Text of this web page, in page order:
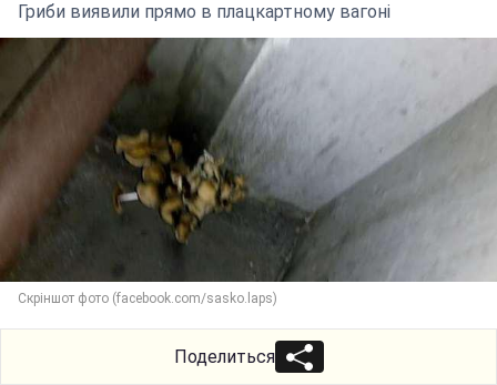
Гриби виявили прямо в плацкартному вагоні
Скріншот фото (facebook.com/sasko.laps)
Поделиться